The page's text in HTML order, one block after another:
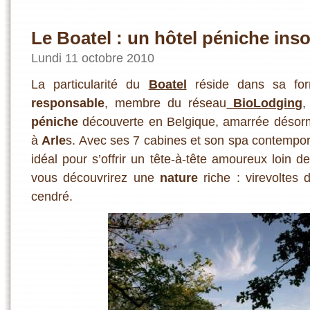
Le Boatel : un hôtel péniche
Lundi 11 octobre 2010
La particularité du Boatel réside dans sa
responsable, membre du réseau BioLodging,
péniche découverte en Belgique, amarrée
à Arles. Avec ses 7 cabines et son spa
idéal pour s’offrir un tête-à-tête amoureux loin
vous découvrirez une nature riche : virevoltes
cendré.